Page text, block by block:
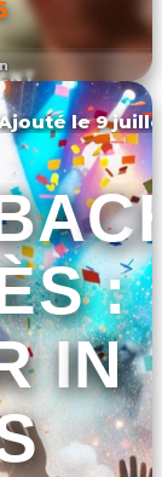
le 9
:
IN